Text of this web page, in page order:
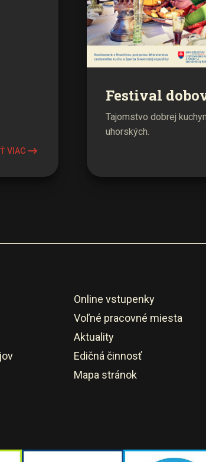
VIAC
Festival
Tajomstvo dobrej
uhorských.
Online vstupenky
Voľné pracovné miesta
Aktuality
Edičná činnosť
Mapa stránok